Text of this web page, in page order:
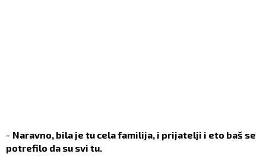
- Naravno, bila je tu cela familija, i prijatelji i eto baš se
potrefilo da su svi tu.